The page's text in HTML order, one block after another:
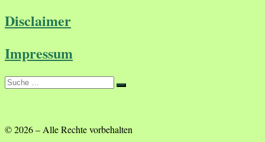
Disclaimer
Impressum
Suche
Suche
© 2026– Alle Rechte vorbehalten